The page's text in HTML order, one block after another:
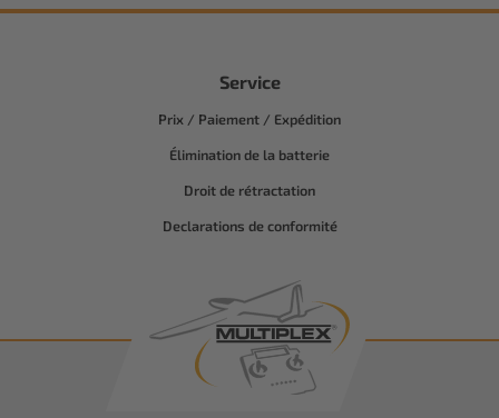
Service
Prix / Paiement / Expédition
Élimination de la batterie
Droit de rétractation
Declarations de conformité